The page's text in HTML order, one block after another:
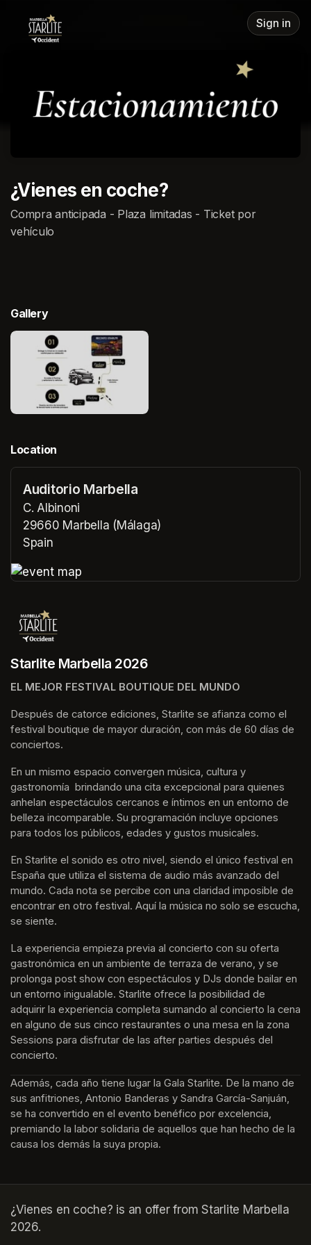
Sign in
¿Vienes en coche?
Compra anticipada - Plaza limitadas - Ticket por
vehículo
Gallery
Location
Auditorio Marbella
C. Albinoni
29660 Marbella (Málaga)
Spain
Starlite Marbella 2026
EL MEJOR FESTIVAL BOUTIQUE DEL MUNDO
Después de catorce ediciones, Starlite se afianza como el
festival boutique de mayor duración, con más de 60 días de
conciertos.
En un mismo espacio convergen música, cultura y
gastronomía  brindando una cita excepcional para quienes
anhelan espectáculos cercanos e íntimos en un entorno de
belleza incomparable. Su programación incluye opciones
para todos los públicos, edades y gustos musicales.
En Starlite el sonido es otro nivel, siendo el único festival en
España que utiliza el sistema de audio más avanzado del
mundo. Cada nota se percibe con una claridad imposible de
encontrar en otro festival. Aquí la música no solo se escucha,
se siente.
La experiencia empieza previa al concierto con su oferta
gastronómica en un ambiente de terraza de verano, y se
prolonga post show con espectáculos y DJs donde bailar en
un entorno inigualable. Starlite ofrece la posibilidad de
adquirir la experiencia completa sumando al concierto la cena
en alguno de sus cinco restaurantes o una mesa en la zona
Sessions para disfrutar de las after parties después del
concierto.
Además, cada año tiene lugar la Gala Starlite. De la mano de
sus anfitriones, Antonio Banderas y Sandra García-Sanjuán,
se ha convertido en el evento benéfico por excelencia,
premiando la labor solidaria de aquellos que han hecho de la
causa los demás la suya propia.
¿Vienes en coche? is an offer from Starlite Marbella
2026.